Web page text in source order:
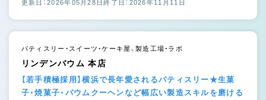
更新日：2026年05月28日終了日：2026年11月11日
パティスリー・スイーツ・ケーキ屋、製造工場・ラボ
リンデンバウム 本店
【若手積極採用】横浜で長年愛されるパティスリー★生菓
子・焼菓子・バウムクーヘンなど幅広い製造スキルを磨ける